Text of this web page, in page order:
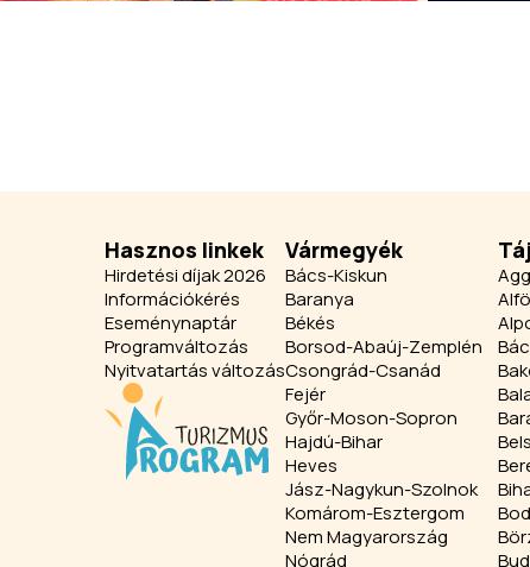
Hasznos linkek
Hirdetési díjak 2026
Információkérés
Eseménynaptár
Programváltozás
Nyitvatartás változás
Vármegyék
Bács-Kiskun
Baranya
Békés
Borsod-Abaúj-Zemplén
Csongrád-Csanád
Fejér
Győr-Moson-Sopron
Hajdú-Bihar
Heves
Jász-Nagykun-Szolnok
Komárom-Esztergom
Nem Magyarország
Nógrád